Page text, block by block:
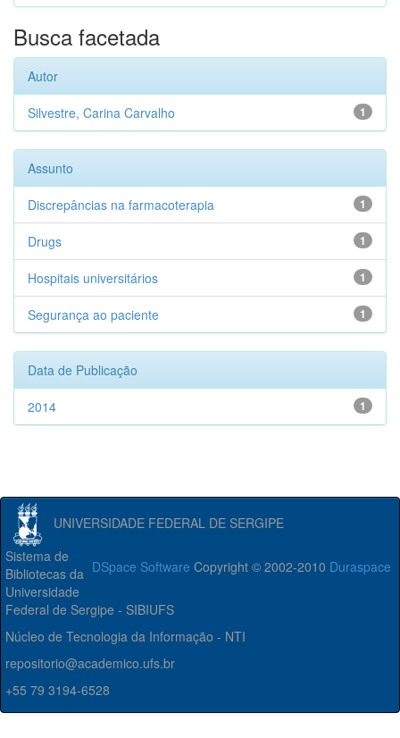
Busca facetada
Autor
1
Silvestre, Carina Carvalho
Assunto
1
Discrepâncias na farmacoterapia
1
Drugs
1
Hospitais universitários
1
Segurança ao paciente
Data de Publicação
1
2014
UNIVERSIDADE FEDERAL DE SERGIPE
DSpace Software Copyright © 2002-2010 Duraspace
Sistema de
Bibliotecas da
Universidade
Federal de Sergipe - SIBIUFS
Núcleo de Tecnologia da Informação - NTI
repositorio@academico.ufs.br
+55 79 3194-6528